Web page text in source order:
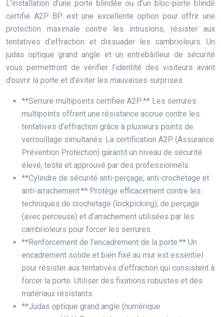
L’installation d’une porte blindée ou d’un bloc-porte blindé
certifié A2P BP est une excellente option pour offrir une
protection maximale contre les intrusions, résister aux
tentatives d’effraction et dissuader les cambrioleurs. Un
judas optique grand angle et un entrebâilleur de sécurité
vous permettront de vérifier l’identité des visiteurs avant
d’ouvrir la porte et d’éviter les mauvaises surprises.
**Serrure multipoints certifiée A2P:** Les serrures
multipoints offrent une résistance accrue contre les
tentatives d’effraction grâce à plusieurs points de
verrouillage simultanés. La certification A2P (Assurance
Prévention Protection) garantit un niveau de sécurité
élevé, testé et approuvé par des professionnels.
**Cylindre de sécurité anti-perçage, anti-crochetage et
anti-arrachement:** Protège efficacement contre les
techniques de crochetage (lockpicking), de perçage
(avec perceuse) et d’arrachement utilisées par les
cambrioleurs pour forcer les serrures.
**Renforcement de l’encadrement de la porte:** Un
encadrement solide et bien fixé au mur est essentiel
pour résister aux tentatives d’effraction qui consistent à
forcer la porte. Utiliser des fixations robustes et des
matériaux résistants.
**Judas optique grand angle (numérique